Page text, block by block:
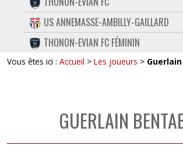
CONTACT
FACEBOOK
TWITTER
US ANNEMASSE-AMBILLY-GAILLARD
THONON-EVIAN FC FÉMININ
Vous êtes ici : Accueil > Les joueurs >
GUERLAIN